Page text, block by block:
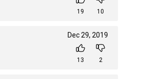
19 10
Dec 29, 2019
13 2